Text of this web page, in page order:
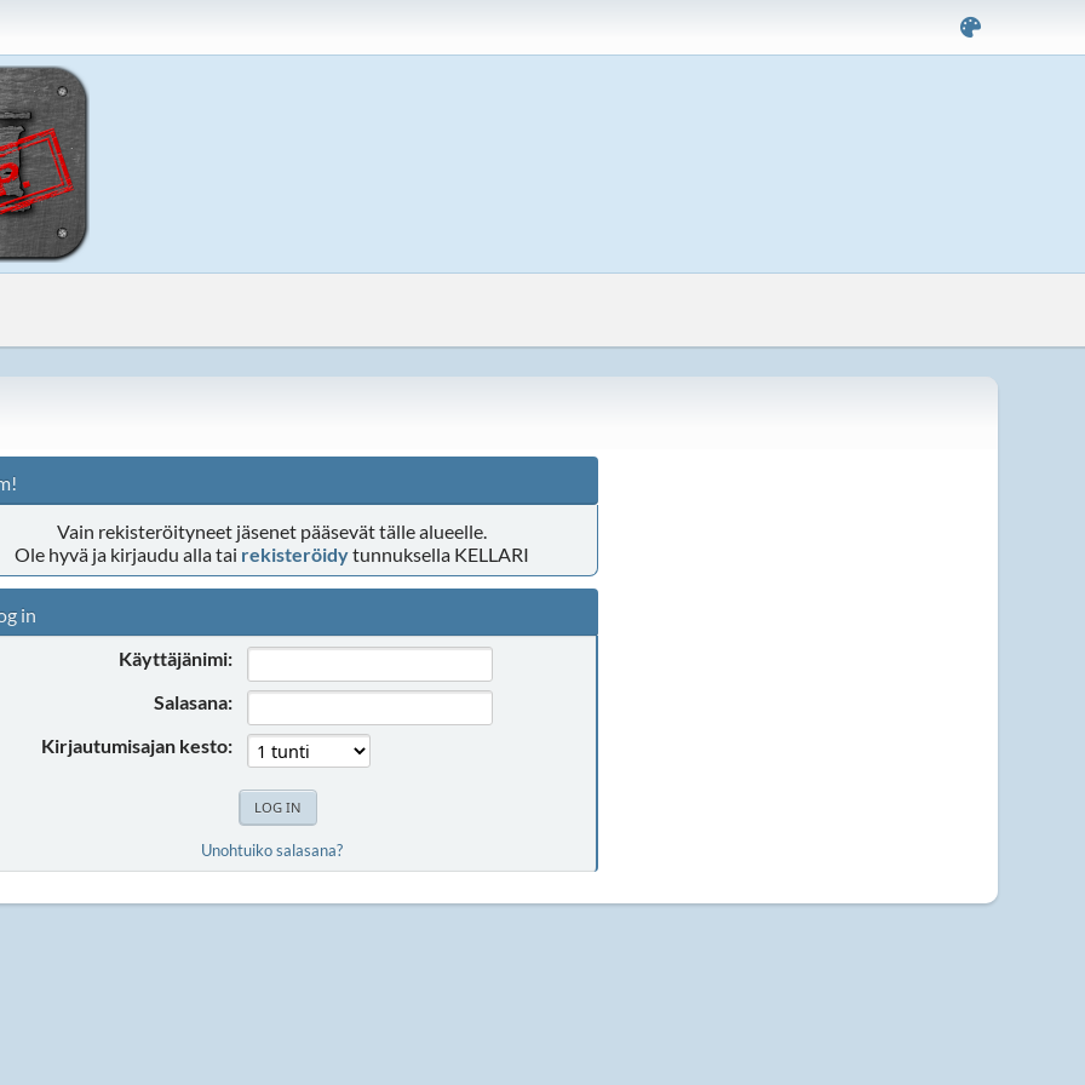
Vain rekisteröityneet jäsenet pääsevät tälle alueelle.
Ole hyvä ja kirjaudu alla tai rekisteröidytunnuksella KELLARI
in
Käyttäjänimi:
Salasana:
Kirjautumisajan kesto:
Unohtuiko salasana?